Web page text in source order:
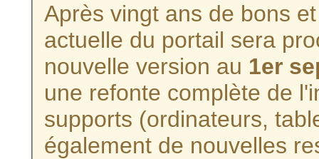
Après vingt ans de bons
actuelle du portail sera
nouvelle version au 1er
une refonte complète de
supports (ordinateurs,
également de nouvelles